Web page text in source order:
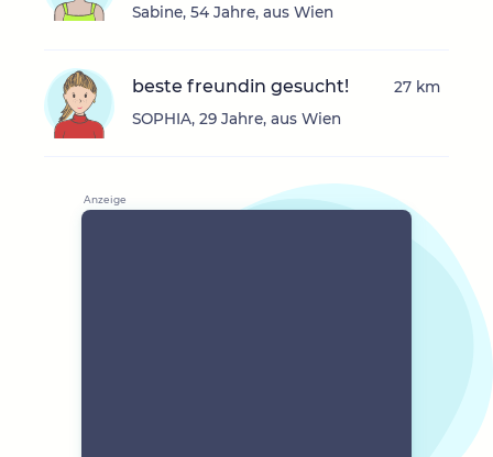
Sabine, 54 Jahre, aus Wien
beste freundin gesucht!
SOPHIA, 29 Jahre, aus Wien
27 km